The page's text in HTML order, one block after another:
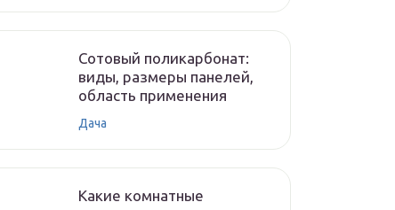
Сотовый поликарбонат:
виды, размеры панелей,
область применения
Дача
Какие комнатные